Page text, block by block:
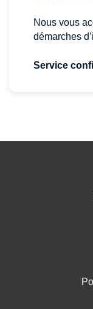
Nous vous
démarches
Service